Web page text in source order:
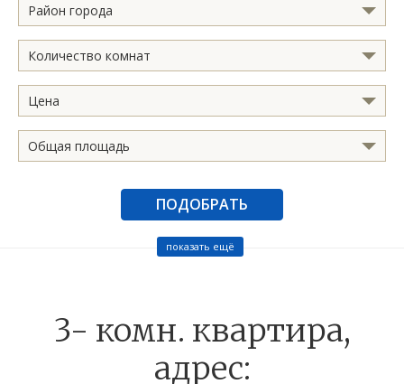
Район города
Количество комнат
Цена
Общая площадь
ПОДОБРАТЬ
показать ещё
3- комн. квартира,
адрес: